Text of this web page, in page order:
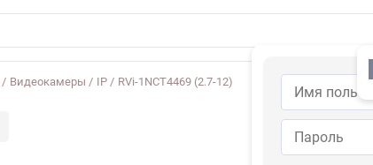
/ Видеокамеры / IP / RVi-1NCT4469 (2.7-12)